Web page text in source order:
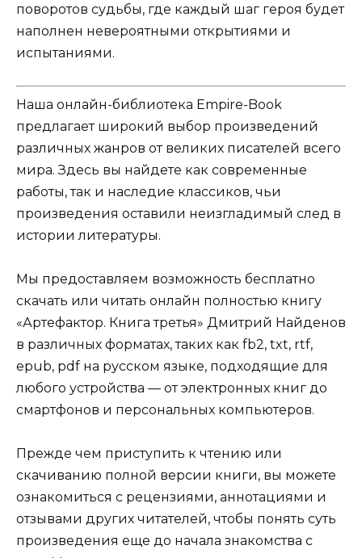
поворотов судьбы, где каждый шаг героя будет
наполнен невероятными открытиями и
испытаниями.
Наша онлайн-библиотека Empire-Book
предлагает широкий выбор произведений
различных жанров от великих писателей всего
мира. Здесь вы найдете как современные
работы, так и наследие классиков, чьи
произведения оставили неизгладимый след в
истории литературы.
Мы предоставляем возможность бесплатно
скачать или читать онлайн полностью книгу
«Артефактор. Книга третья» Дмитрий Найденов
в различных форматах, таких как fb2, txt, rtf,
epub, pdf на русском языке, подходящие для
любого устройства — от электронных книг до
смартфонов и персональных компьютеров.
Прежде чем приступить к чтению или
скачиванию полной версии книги, вы можете
ознакомиться с рецензиями, аннотациями и
отзывами других читателей, чтобы понять суть
произведения еще до начала знакомства с